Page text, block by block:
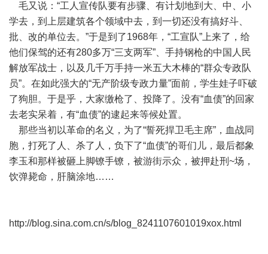
毛又说：“工人宣传队要有步骤、有计划地到大、中、小
学去，到上层建筑各个领域中去，到一切还没有搞好斗、
批、改的单位去。”于是到了1968年，“工宣队”上来了，给
他们保驾的还有280多万“三支两军”、手持钢枪的中国人民
解放军战士，以及几千万手持一米五大木棒的“群众专政队
员”。在如此强大的“无产阶级专政力量”面前，学生娃子吓破
了狗胆。于是乎，大家缴枪了、投降了。没有“血债”的回家
去老实呆着，有“血债”的逮起来等候处置。
那些当初以革命的名义，为了“誓死捍卫毛主席”，血战同
胞，打死了人、杀了人，负下了“血债”的哥们儿，最后都象
李玉和那样被砸上脚镣手镣，被游街示众，被押赴刑~场，
饮弹毙命，肝脑涂地……
http://blog.sina.com.cn/s/blog_8241107601019xox.html